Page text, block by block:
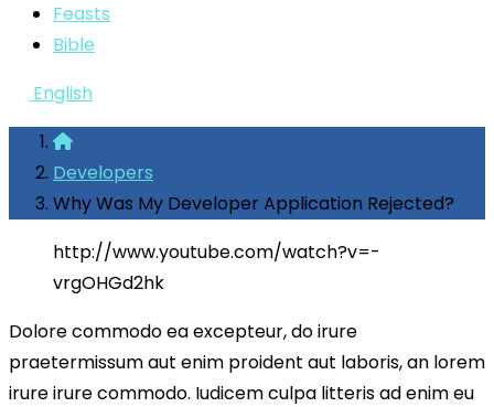
Feasts
Bible
English
Developers
Why Was My Developer Application Rejected?
http://www.youtube.com/watch?v=-
vrgOHGd2hk
Dolore commodo ea excepteur, do irure
praetermissum aut enim proident aut laboris, an lorem
irure irure commodo. Iudicem culpa litteris ad enim eu